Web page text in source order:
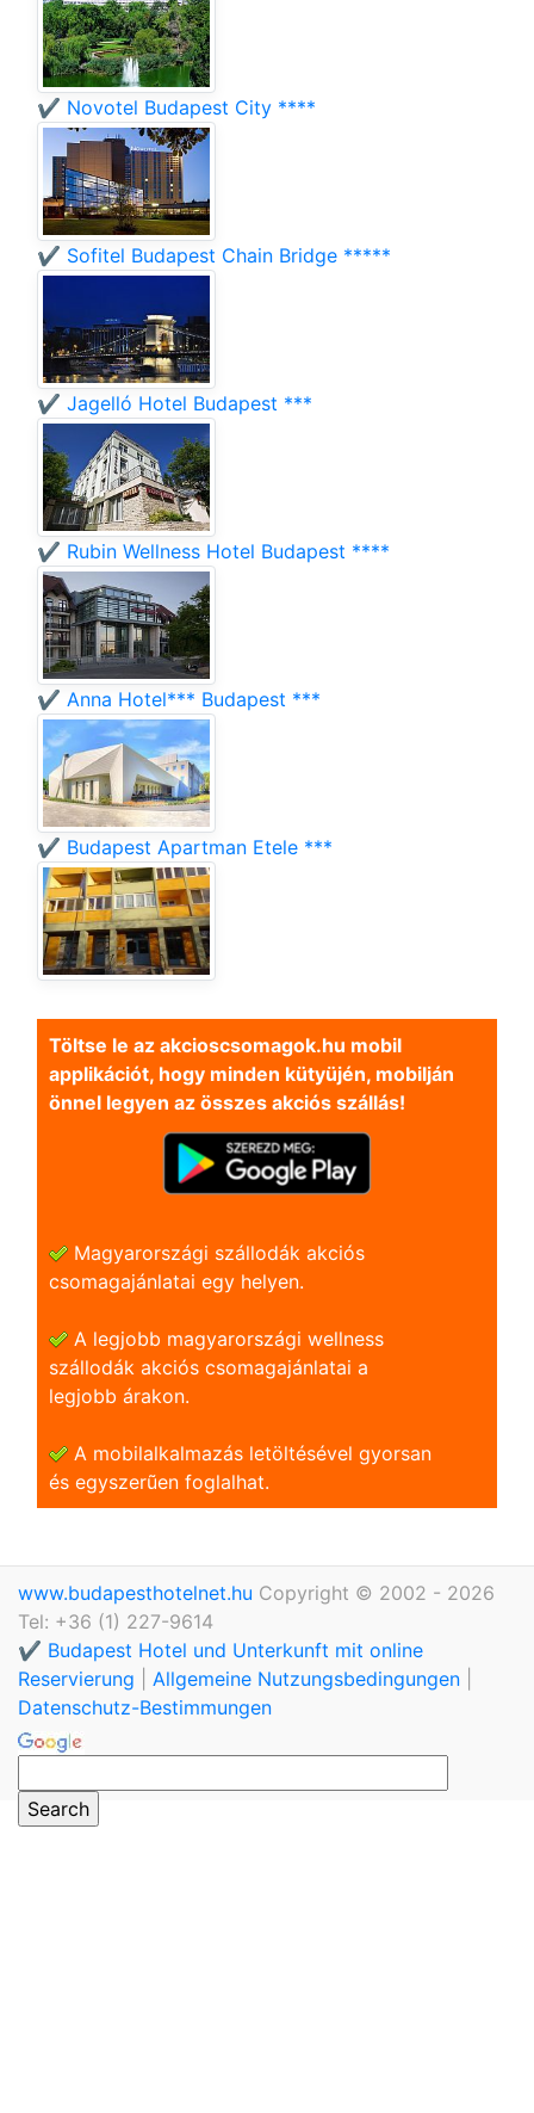
✔️ Novotel Budapest City ****
✔️ Sofitel Budapest Chain Bridge *****
✔️ Jagelló Hotel Budapest ***
✔️ Rubin Wellness Hotel Budapest ****
✔️ Anna Hotel*** Budapest ***
✔️ Budapest Apartman Etele ***
Töltse le az akcioscsomagok.hu mobil
applikációt, hogy minden kütyüjén, mobilján
önnel legyen az összes akciós szállás!
Magyarországi szállodák akciós
csomagajánlatai egy helyen.
A legjobb magyarországi wellness
szállodák akciós csomagajánlatai a
legjobb árakon.
A mobilalkalmazás letöltésével gyorsan
és egyszerũen foglalhat.
www.budapesthotelnet.hu Copyright © 2002 - 2026
Tel: +36 (1) 227-9614
✔️ Budapest Hotel und Unterkunft mit online
Reservierung
Allgemeine Nutzungsbedingungen
Datenschutz-Bestimmungen